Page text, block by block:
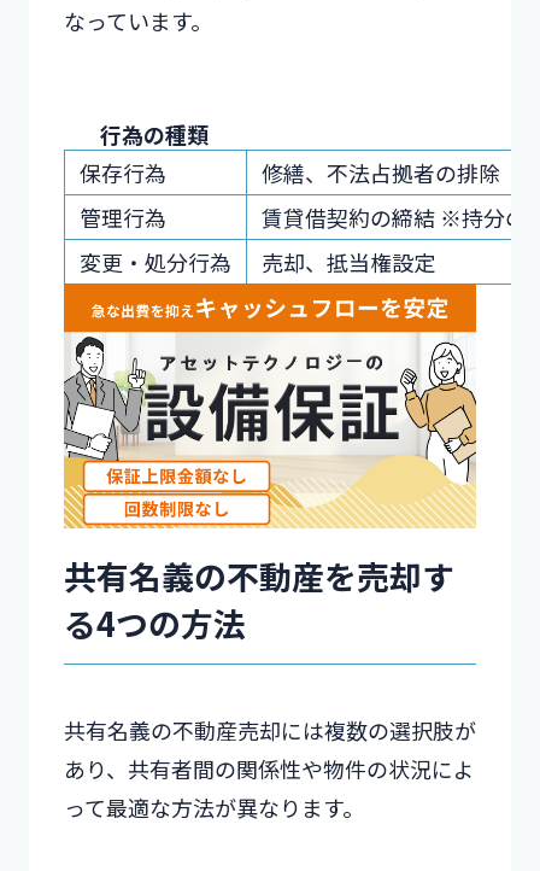
なっています。
行為の種類
保存行為
修繕、不法占拠者の排除
管理行為
賃貸借契約の締結 ※持分の
変更・処分行為
売却、抵当権設定
共有名義の不動産を売却す
る4つの方法
共有名義の不動産売却には複数の選択肢が
あり、共有者間の関係性や物件の状況によ
って最適な方法が異なります。